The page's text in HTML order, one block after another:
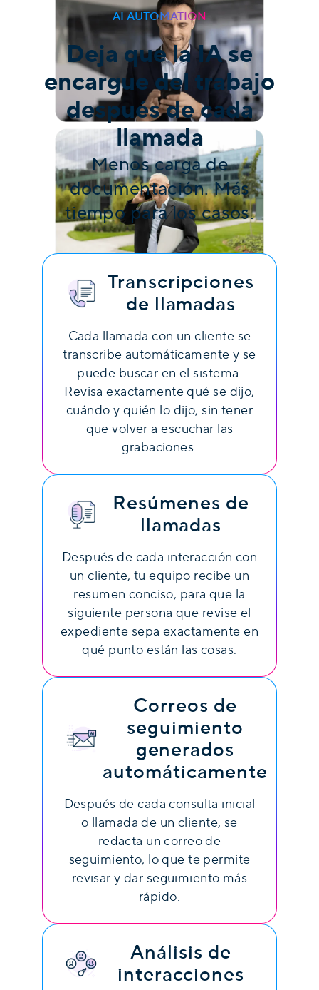
AI AUTOMATION
Deja que la IA se
encargue del trabajo
después de cada
llamada
Menos carga de
documentación. Más
tiempo para los casos.
Transcripciones
de llamadas
Cada llamada con un cliente se
transcribe automáticamente y se
puede buscar en el sistema.
Revisa exactamente qué se dijo,
cuándo y quién lo dijo, sin tener
que volver a escuchar las
grabaciones.
Resúmenes de
llamadas
Después de cada interacción con
un cliente, tu equipo recibe un
resumen conciso, para que la
siguiente persona que revise el
expediente sepa exactamente en
qué punto están las cosas.
Correos de
seguimiento
generados
automáticamente
Después de cada consulta inicial
o llamada de un cliente, se
redacta un correo de
seguimiento, lo que te permite
revisar y dar seguimiento más
rápido.
Análisis de
interacciones